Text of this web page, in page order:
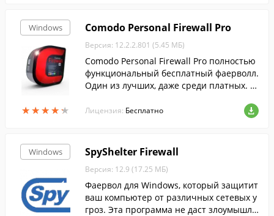
Windows
★★★★★
★★★★★
Comodo Personal Firewall Pro
Версия: 12.2.2.801 (5.45 МБ)
Comodo Personal Firewall Pro полностью
функциональный бесплатный фаерволл.
Один из лучших, даже среди платных. Л
Фаерволл, которы...
Лицензия: Бесплатно
Windows SpyShelter Firewall
Версия: 12.9 (17.25 МБ)
Фаервол для Windows, который защитит
ваш компьютер от различных сетевых у
гроз. Эта программа не даст злоумышле